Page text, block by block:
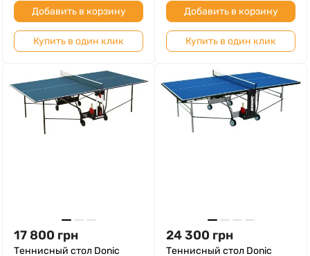
Добавить в корзину
Купить в один клик
Добавить в корзину
Купить в один клик
17 800 грн
Теннисный стол Donic
24 300 грн
Теннисный стол Donic